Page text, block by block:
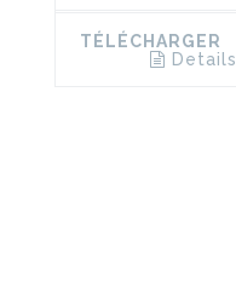
TÉLÉCHARGER
Details